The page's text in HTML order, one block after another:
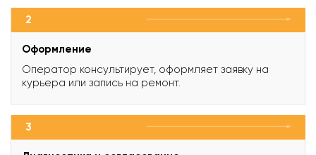
2
Оформление
Оператор консультирует, оформляет заявку на
курьера или запись на ремонт.
3